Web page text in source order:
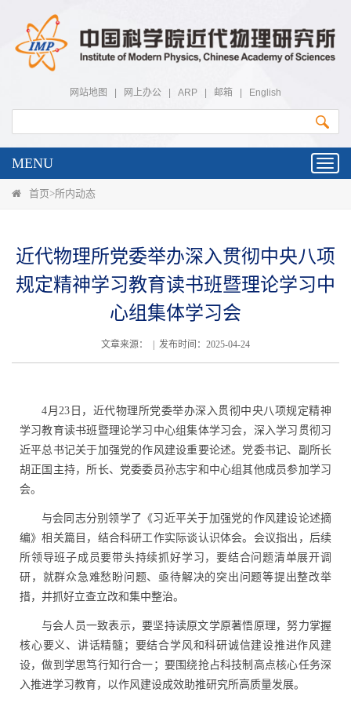
网站地图 网上办公 ARP 邮箱 English
MENU
首页>所内动态
近代物理所党委举办深入贯彻中央八项
规定精神学习教育读书班暨理论学习中
心组集体学习会
文章来源： | 发布时间：2025-04-24
4 月 23 日，近代物理所党委举办深入贯彻中央八项规定精神
学习教育读书班暨理论学习中心组集体学习会，深入学习贯彻习
近平总书记关于加强党的作风建设重要论述。党委书记、副所长
胡正国主持，所长、党委委员孙志宇和中心组其他成员参加学习
会。
与会同志分别领学了《习近平关于加强党的作风建设论述摘
编》相关篇目，结合科研工作实际谈认识体会。会议指出，后续
所领导班子成员要带头持续抓好学习，要结合问题清单展开调
研，就群众急难愁盼问题、亟待解决的突出问题等提出整改举
措，并抓好立查立改和集中整治。
与会人员一致表示，要坚持读原文学原著悟原理，努力掌握
核心要义、讲话精髓；要结合学风和科研诚信建设推进作风建
设，做到学思笃行知行合一；要围绕抢占科技制高点核心任务深
入推进学习教育，以作风建设成效助推研究所高质量发展。